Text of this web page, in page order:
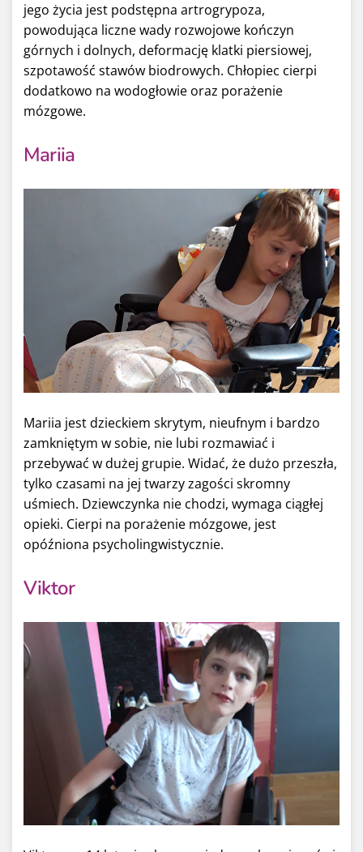
jego życia jest podstępna artrogrypoza,
powodująca liczne wady rozwojowe kończyn
górnych i dolnych, deformację klatki piersiowej,
szpotawość stawów biodrowych. Chłopiec cierpi
dodatkowo na wodogłowie oraz porażenie
mózgowe.
Mariia
Mariia jest dzieckiem skrytym, nieufnym i bardzo
zamkniętym w sobie, nie lubi rozmawiać i
przebywać w dużej grupie. Widać, że dużo przeszła,
tylko czasami na jej twarzy zagości skromny
uśmiech. Dziewczynka nie chodzi, wymaga ciągłej
opieki. Cierpi na porażenie mózgowe, jest
opóźniona psycholingwistycznie.
Viktor